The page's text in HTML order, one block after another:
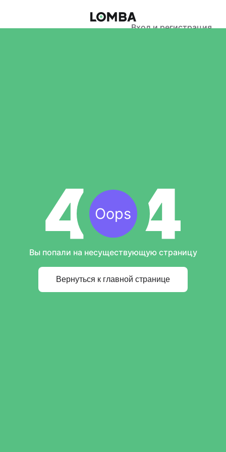
Вход и регистрация
Oops
Вы попали на несуществующую страницу
Вернуться к главной странице